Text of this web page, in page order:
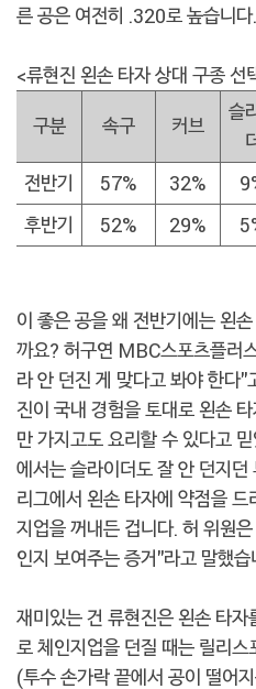
른 공은 여전히 .320로 높습니다.
<류현진 왼손 타자 상대 구종 선
구분
속구 커브
슬
전반기
57% 32%
후반기
52% 29%
이 좋은 공을 왜 전반기에는 왼
까요? 허구연 MBC스포츠플러
라 안 던진 게 맞다고 봐야 한다
진이 국내 경험을 토대로 왼손
만 가지고도 요리할 수 있다고
에서는 슬라이더도 잘 안 던지
리그에서 왼손 타자에 약점을
지업을 꺼내든 겁니다. 허 위원
인지 보여주는 증거"라고 말했습
재미있는 건 류현진은 왼손 타자
로 체인지업을 던질 때는 릴리스
(투수 손가락 끝에서 공이 떨어